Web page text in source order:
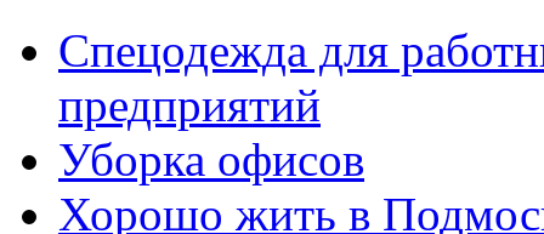
Спецодежда для
предприятий
Уборка офисов
Хорошо жить в